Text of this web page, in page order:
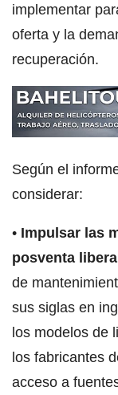
implementar
oferta y la
recuperación.
Según el
considerar:
• Impulsar las
posventa
de
sus siglas en
los modelos de
los fabricantes
acceso a